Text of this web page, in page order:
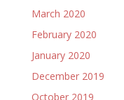
March 2020
February 2020
January 2020
December 2019
October 2019